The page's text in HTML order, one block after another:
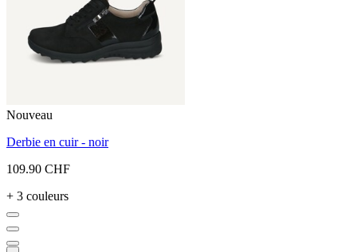
Nouveau
Derbie en cuir - noir
109.90 CHF
+ 3 couleurs